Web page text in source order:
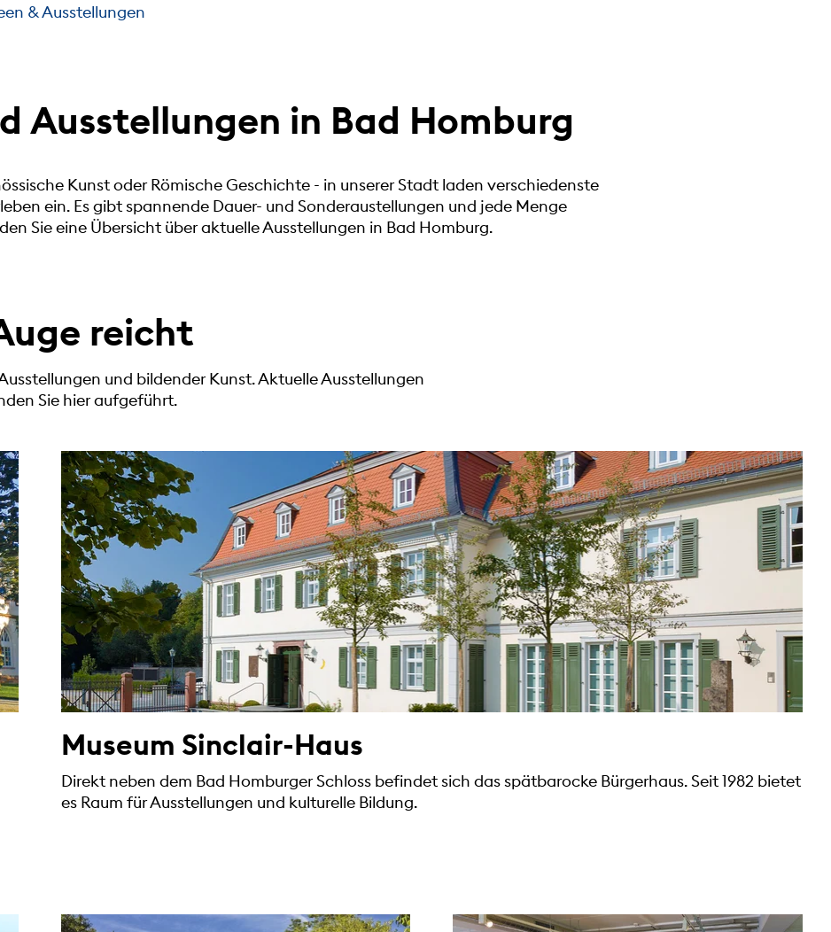
& Ausstellungen
Ausstellungen in Bad Homburg
Kunst oder Römische Geschichte - in unserer Stadt laden verschiedenste
ein. Es gibt spannende Dauer- und Sonderaustellungen und jede Menge
Sie eine Übersicht über aktuelle Ausstellungen in Bad Homburg.
reicht
und bildender Kunst. Aktuelle Ausstellungen
Sie hier aufgeführt.
Museum Sinclair-Haus
Direkt neben dem Bad Homburger Schloss befindet sich das spätbarocke Bürgerhaus. Seit 1982 bietet
es Raum für Ausstellungen und kulturelle Bildung.